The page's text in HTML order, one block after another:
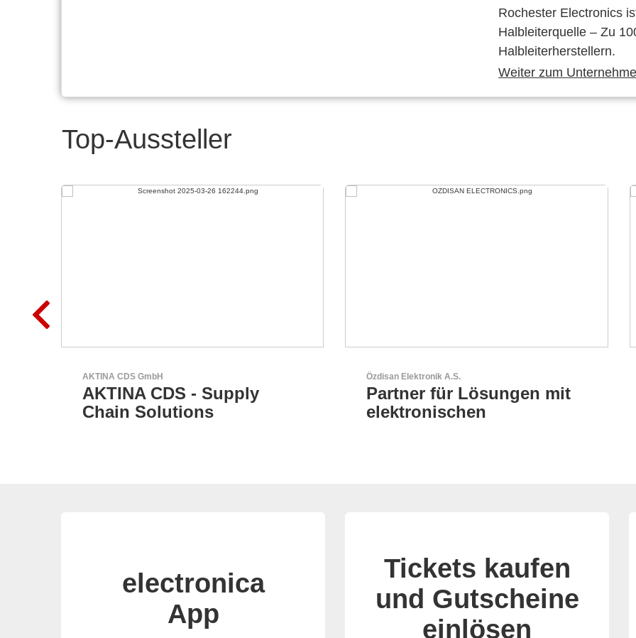
Rochester Electronics
Halbleiterquelle – Zu
Halbleiterherstellern.
Weiter zum
Top-Aussteller
Özdisan Elektronik A.S.
Partner für Lösungen mit
elektronischen
Sciosense B.V.
Durchfluss- und
Umweltsensoren
electronica
App
Tickets kaufen
und Gutscheine
einlösen